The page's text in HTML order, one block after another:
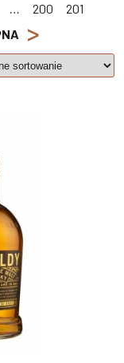
… 200
201
>